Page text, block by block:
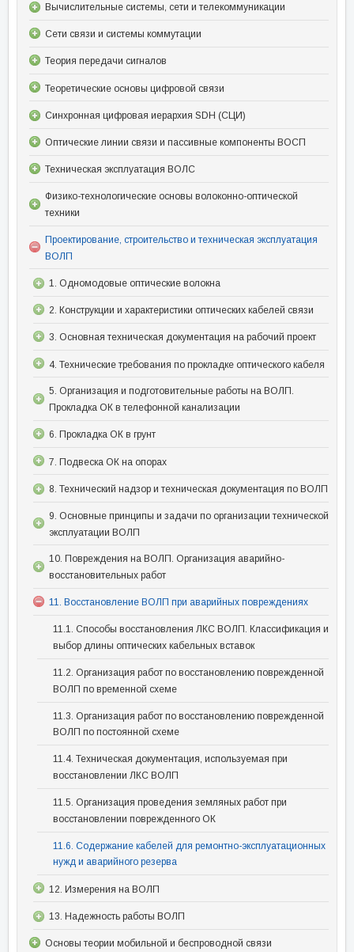
Вычислительные системы, сети и телекоммуникации
Сети связи и системы коммутации
Теория передачи сигналов
Теоретические основы цифровой связи
Синхронная цифровая иерархия SDH (СЦИ)
Оптические линии связи и пассивные компоненты ВОСП
Техническая эксплуатация ВОЛС
Физико-технологические основы волоконно-оптической
техники
Проектирование, строительство и техническая эксплуатация
ВОЛП
1. Одномодовые оптические волокна
2. Конструкции и характеристики оптических кабелей связи
3. Основная техническая документация на рабочий проект
4. Технические требования по прокладке оптического кабеля
5. Организация и подготовительные работы на ВОЛП.
Прокладка ОК в телефонной канализации
6. Прокладка ОК в грунт
7. Подвеска ОК на опорах
8. Технический надзор и техническая документация по ВОЛП
9. Основные принципы и задачи по организации технической
эксплуатации ВОЛП
10. Повреждения на ВОЛП. Организация аварийно-
восстановительных работ
11. Восстановление ВОЛП при аварийных повреждениях
11.1. Способы восстановления ЛКС ВОЛП. Классификация и
выбор длины оптических кабельных вставок
11.2. Организация работ по восстановлению поврежденной
ВОЛП по временной схеме
11.3. Организация работ по восстановлению поврежденной
ВОЛП по постоянной схеме
11.4. Техническая документация, используемая при
восстановлении ЛКС ВОЛП
11.5. Организация проведения земляных работ при
восстановлении поврежденного ОК
11.6. Содержание кабелей для ремонтно-эксплуатационных
нужд и аварийного резерва
12. Измерения на ВОЛП
13. Надежность работы ВОЛП
Основы теории мобильной и беспроводной связи